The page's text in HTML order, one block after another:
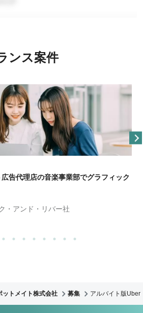
ンス案件
広告代理店の音楽事業部でグラフィック
・アンド・リバー社
ットメイト株式会社 募集 アルバイト版Uber